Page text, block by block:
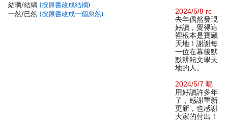
結璃/結縭 (按原書改成結褵)
一然/已然 (按原書改成一個忽然)
2024/5/8 rc
去年偶然發現
好讀，覺得這
裡根本是寶藏
天地！謝謝每
一位在幕後默
默耕耘文學天
地的人。
2024/5/7 呢
用好讀許多年
了，感謝重新
更新，也感謝
大家的付出！